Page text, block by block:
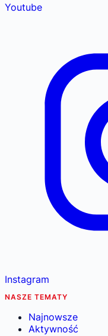
Youtube
Instagram
NASZE TEMATY
Najnowsze
Aktywność